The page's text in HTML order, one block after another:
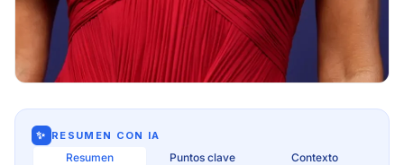
✨ RESUMEN CON IA
Resumen Puntos clave Contexto